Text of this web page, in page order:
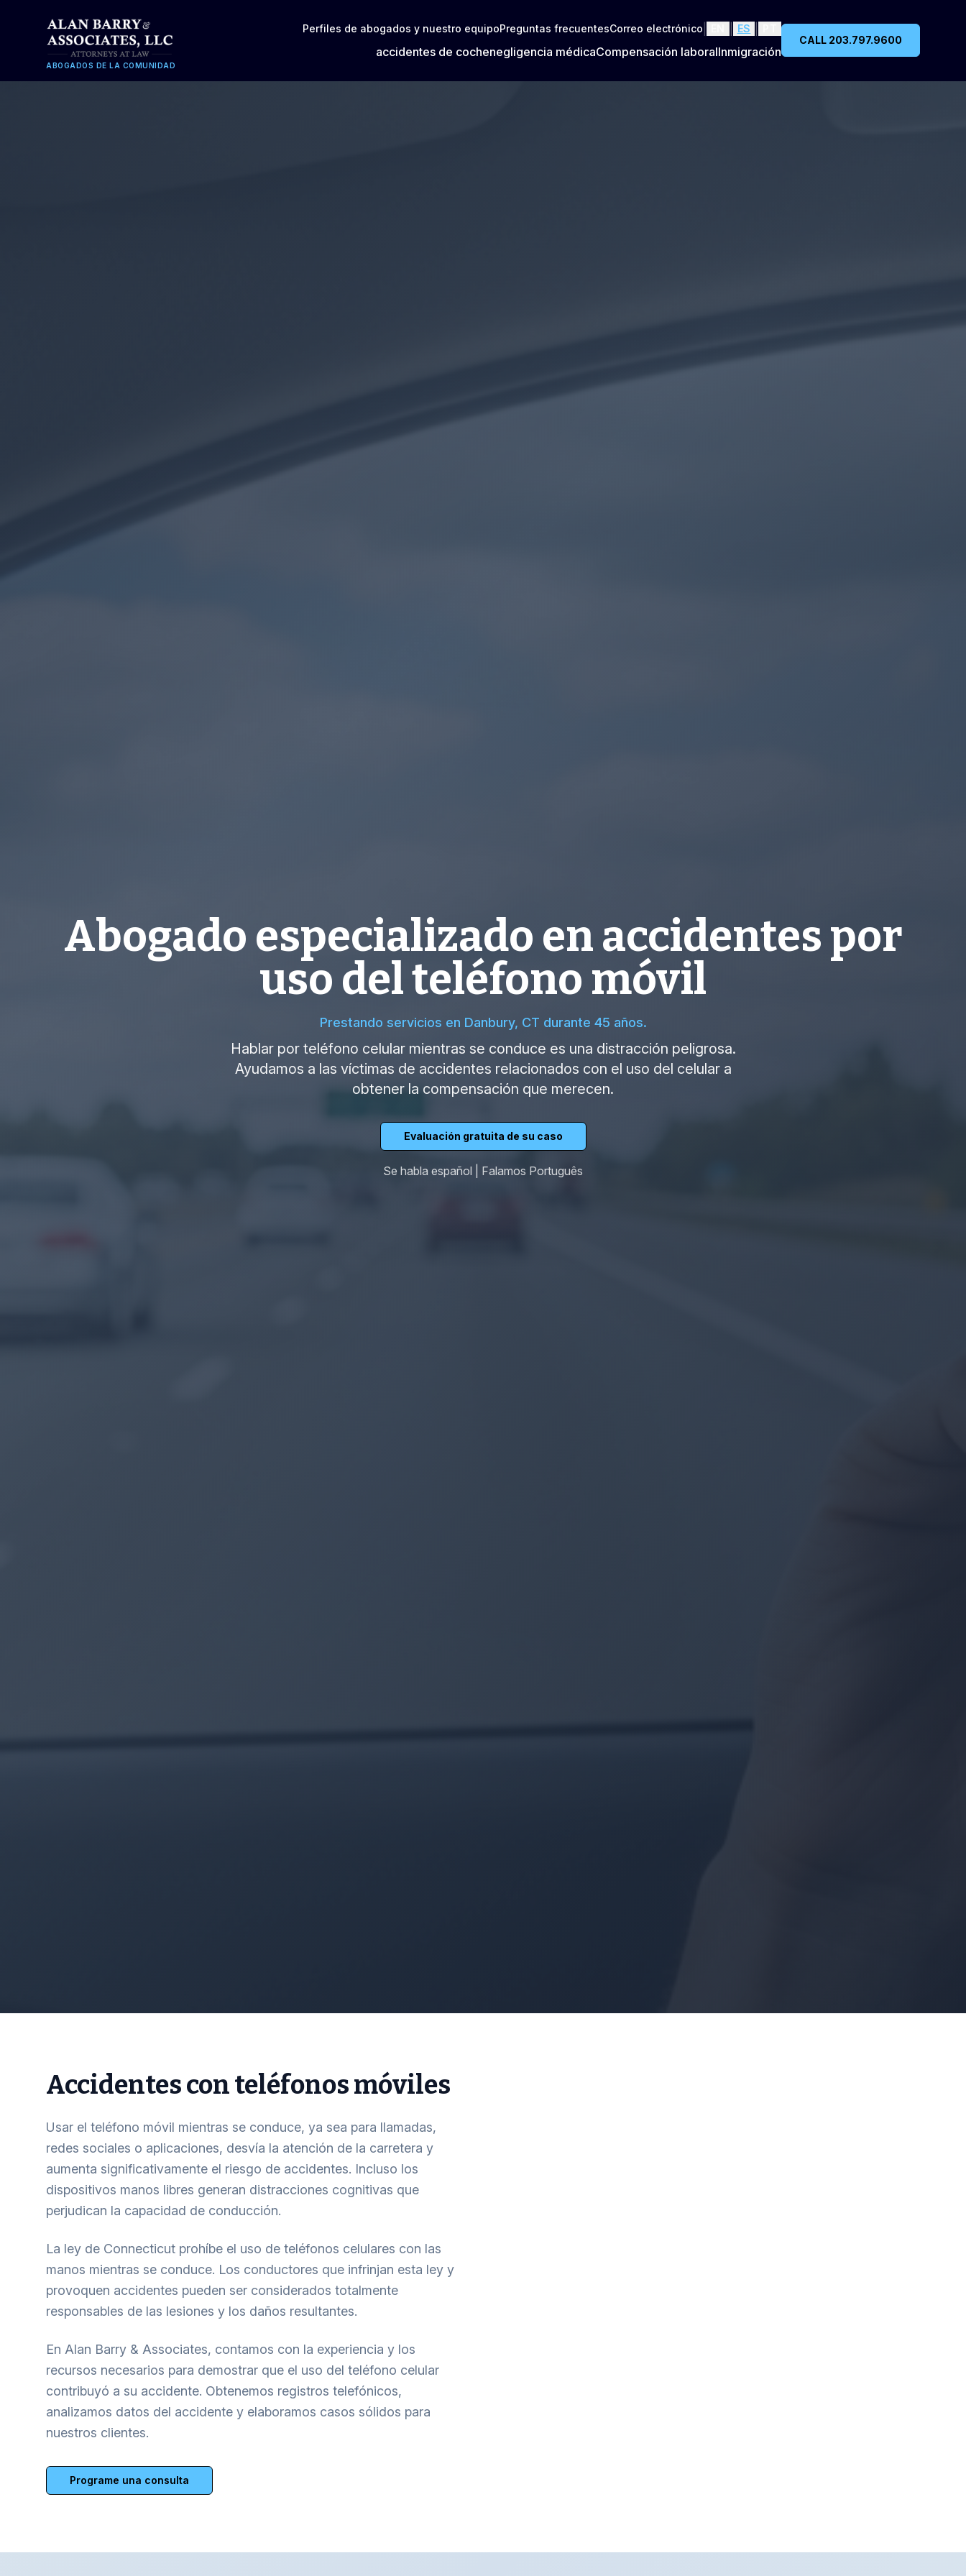
ABOGADOS DE LA COMUNIDAD
Perfiles de abogados y nuestro equipoPreguntas frecuentesCorreo electrónico ES
accidentes de cochenegligencia médicaCompensación laboralInmigración
CALL 203.797.9600
Abogado especializado en accidentes por
uso del teléfono móvil
Prestando servicios en Danbury, CT durante 45 años.
Hablar por teléfono celular mientras se conduce es una distracción peligrosa.
Ayudamos a las víctimas de accidentes relacionados con el uso del celular a
obtener la compensación que merecen.
Evaluación gratuita de su caso
Se habla español | Falamos Português
Accidentes con teléfonos móviles
Usar el teléfono móvil mientras se conduce, ya sea para llamadas,
redes sociales o aplicaciones, desvía la atención de la carretera y
aumenta significativamente el riesgo de accidentes. Incluso los
dispositivos manos libres generan distracciones cognitivas que
perjudican la capacidad de conducción.
La ley de Connecticut prohíbe el uso de teléfonos celulares con las
manos mientras se conduce. Los conductores que infrinjan esta ley y
provoquen accidentes pueden ser considerados totalmente
responsables de las lesiones y los daños resultantes.
En Alan Barry & Associates, contamos con la experiencia y los
recursos necesarios para demostrar que el uso del teléfono celular
contribuyó a su accidente. Obtenemos registros telefónicos,
analizamos datos del accidente y elaboramos casos sólidos para
nuestros clientes.
Programe una consulta